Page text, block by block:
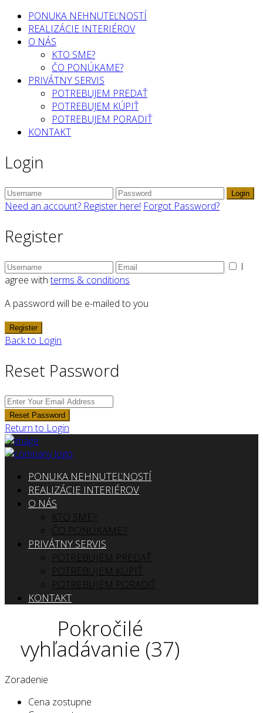
PONUKA NEHNUTEĽNOSTÍ
REALIZÁCIE INTERIÉROV
O NÁS
KTO SME?
ČO PONÚKAME?
PRIVÁTNY SERVIS
POTREBUJEM PREDAŤ
POTREBUJEM KÚPIŤ
POTREBUJEM PORADIŤ
KONTAKT
Login
Login
Need an account? Register here! Forgot Password?
Register
I
agree withterms & conditions
A password will be e-mailed to you
Register
Back to Login
Reset Password
Reset Password
Return to Login
PONUKA NEHNUTEĽNOSTÍ
REALIZÁCIE INTERIÉROV
O NÁS
KTO SME?
ČO PONÚKAME?
PRIVÁTNY SERVIS
POTREBUJEM PREDAŤ
POTREBUJEM KÚPIŤ
POTREBUJEM PORADIŤ
KONTAKT
Pokročilé
vyhľadávanie (37)
Zoradenie
Cena zostupne